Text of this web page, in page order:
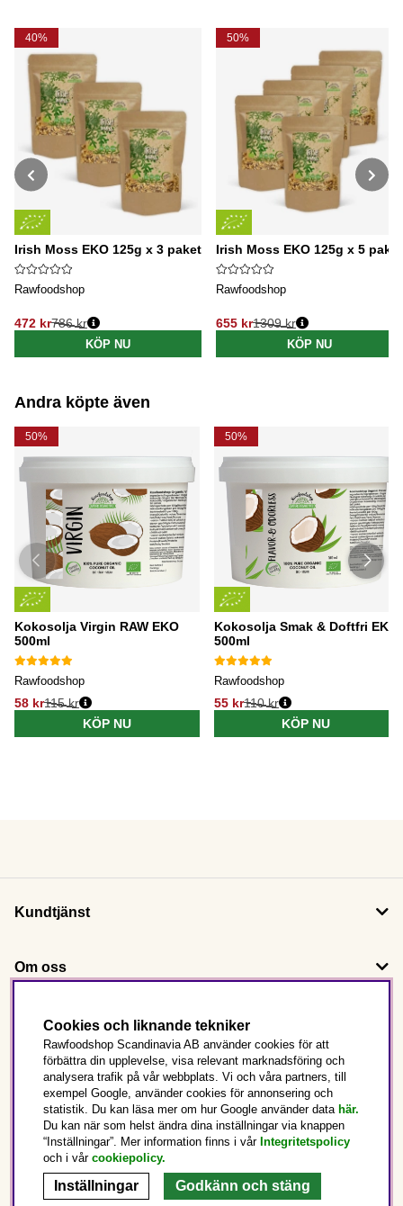
40%
Irish Moss EKO 125g x 3 paket
Rawfoodshop
472 kr
Ordinarie pris:
786 kr
KÖP NU
50%
Irish Moss EKO 125g x 5 paket
Rawfoodshop
655 kr
Ordinarie pris:
1309 kr
KÖP NU
Andra köpte även
50%
Kokosolja Virgin RAW EKO
500ml
Rawfoodshop
58 kr115 kr
KÖP NU
50%
Kokosolja Smak & Doftfri EKO
500ml
Rawfoodshop
55 kr110 kr
KÖP NU
Kundtjänst
Om oss
Följ oss
Det här är Rawfoodshop
Sverige
Cookies och liknande tekniker
Rawfoodshop Scandinavia AB använder cookies för att
förbättra din upplevelse, visa relevant marknadsföring och
analysera trafik på vår webbplats. Vi och våra partners, till
exempel Google, använder cookies för annonsering och
statistik. Du kan läsa mer om hur Google använder data här.
Du kan när som helst ändra dina inställningar via knappen
“Inställningar”. Mer information finns i vår Integritetspolicy
och i vår cookiepolicy.
Inställningar Godkänn och stäng